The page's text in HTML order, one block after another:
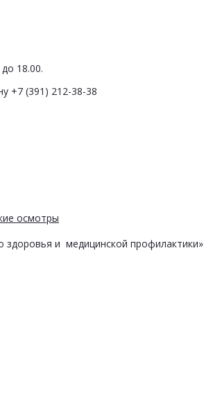
осмотры
18.00.
+7 (391) 212-38-38
и медицинской профилактики»